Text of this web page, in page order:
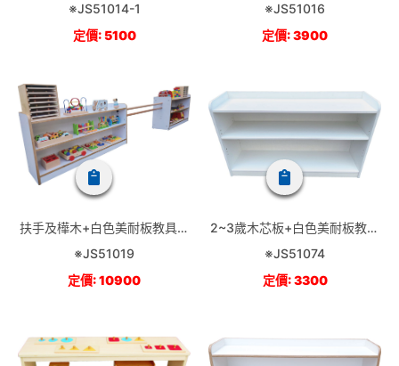
※JS51014-1
定價: 5100
※JS51016
定價: 3900
扶手及樺木+白色美耐板教具櫃
※JS51019
定價: 10900
2~3歲木芯板+白色美耐板教具
※JS51074
定價: 3300